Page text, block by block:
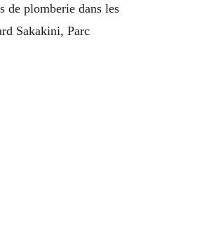
de plomberie dans les
Sakakini, Parc